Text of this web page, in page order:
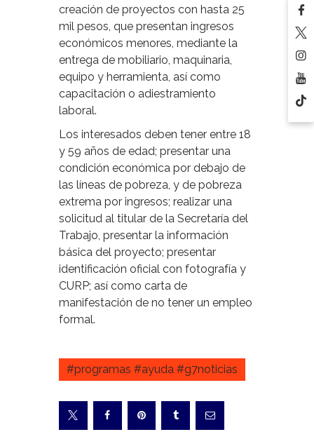
creación de proyectos con hasta 25
mil pesos, que presentan ingresos
económicos menores, mediante la
entrega de mobiliario, maquinaria,
equipo y herramienta, así como
capacitación o adiestramiento
laboral.
Los interesados deben tener entre 18
y 59 años de edad; presentar una
condición económica por debajo de
las líneas de pobreza, y de pobreza
extrema por ingresos; realizar una
solicitud al titular de la Secretaría del
Trabajo, presentar la información
básica del proyecto; presentar
identificación oficial con fotografía y
CURP; así como carta de
manifestación de no tener un empleo
formal.
#programas #ayuda #g7noticias